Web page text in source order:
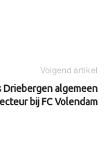
Volgend artikel
Driebergen algemeen
bij FC Volendam